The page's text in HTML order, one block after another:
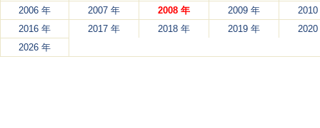
2006 年
2007 年 2008 年 2009 年
2010
2016 年
2017 年 2018 年 2019 年
2020
2026 年